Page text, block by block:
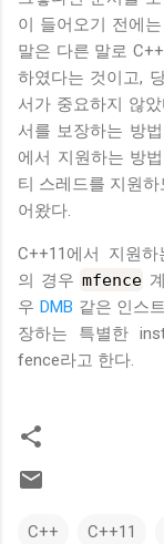
이 들어오기 전에
말은 다른 말로
하였다는 것이고,
서가 중요하지 않
서를 보장하는 방
에서 지원하는 방
티 스레드를 지원
어왔다.
C++11에서 지원하
의 경우 mfence
우 DMB 같은 인스
장하는 특별한
fence라고 한다.
C++ C++11